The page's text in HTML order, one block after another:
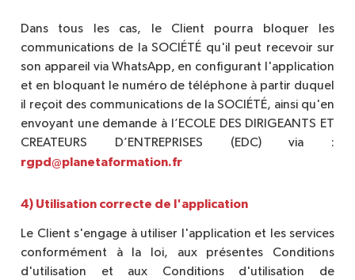
Dans tous les cas, le Client pourra bloquer les
communications de la SOCIÉTÉ qu'il peut recevoir sur
son appareil via WhatsApp, en configurant l'application
et en bloquant le numéro de téléphone à partir duquel
il reçoit des communications de la SOCIÉTÉ, ainsi qu'en
envoyant une demande à l’ECOLE DES DIRIGEANTS ET
CREATEURS D’ENTREPRISES (EDC) via :
rgpd@planetaformation.fr
4) Utilisation correcte de l'application
Le Client s'engage à utiliser l'application et les services
conformément à la loi, aux présentes Conditions
d'utilisation et aux Conditions d'utilisation de